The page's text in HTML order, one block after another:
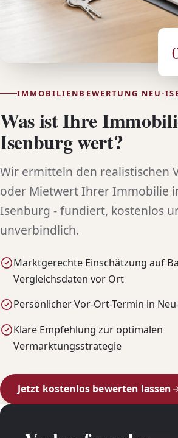
IMMOBILIENBEWERTUNG NEU-
Was ist Ihre
Isenburg wert?
Wir ermitteln den realistischen
oder Mietwert Ihrer Immobilie
Isenburg - fundiert, kostenlos
unverbindlich.
Marktgerechte Einschätzung auf
Vergleichsdaten vor Ort
Persönlicher Vor-Ort-Termin in
Klare Empfehlung zur optimalen
Vermarktungsstrategie
Jetzt kostenlos bewerten lassen